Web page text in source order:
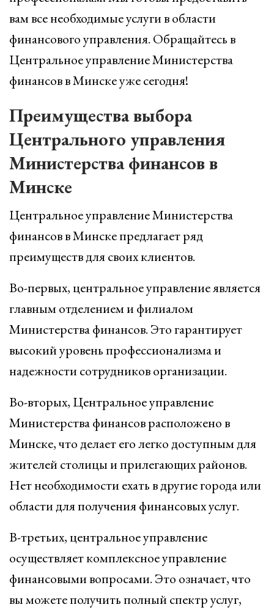
вам все необходимые услуги в области
финансового управления. Обращайтесь в
Центральное управление Министерства
финансов в Минске уже сегодня!
Преимущества выбора
Центрального управления
Министерства финансов в
Минске
Центральное управление Министерства
финансов в Минске предлагает ряд
преимуществ для своих клиентов.
Во-первых, центральное управление является
главным отделением и филиалом
Министерства финансов. Это гарантирует
высокий уровень профессионализма и
надежности сотрудников организации.
Во-вторых, Центральное управление
Министерства финансов расположено в
Минске, что делает его легко доступным для
жителей столицы и прилегающих районов.
Нет необходимости ехать в другие города или
области для получения финансовых услуг.
В-третьих, центральное управление
осуществляет комплексное управление
финансовыми вопросами. Это означает, что
вы можете получить полный спектр услуг,